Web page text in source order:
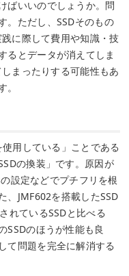
ばいいのでしょうか。問
。ただし、SSDそのもの
に際して費用や知識・技
るとデータが消えてしま
まったりする可能性もあ
用している」ことである
の換装」です。原因が
設定などでプチフリを根
、JMF602を搭載したSSD
れているSSDと比べる
SSDのほうが性能も良
て問題を完全に解消する